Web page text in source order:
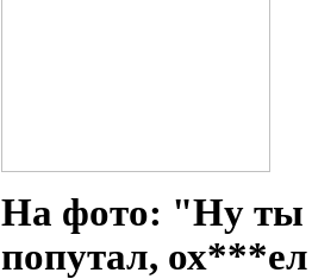
На фото: "Ну ты
попутал,